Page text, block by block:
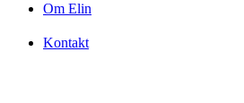
Om Elin
Kontakt